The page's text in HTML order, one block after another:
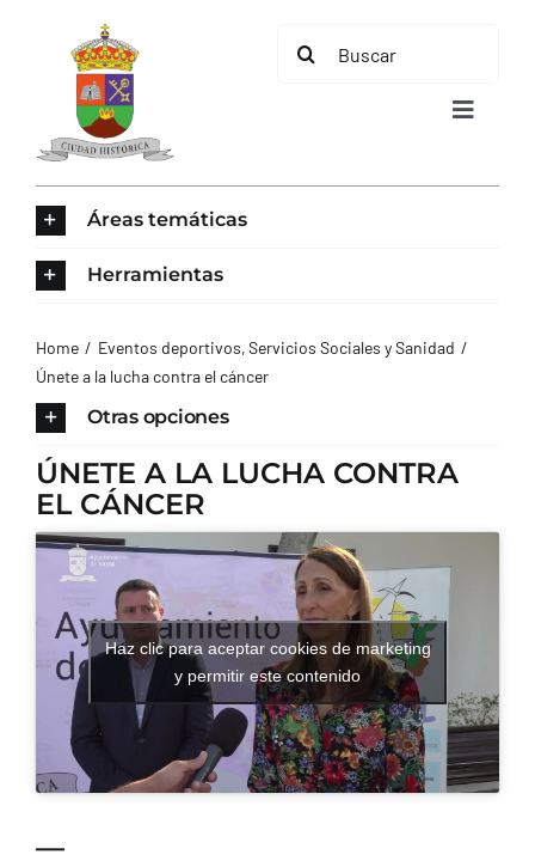
contenido
Buscar:
Toggle
AYUNTAMIENTO
TURISMO
CONTACTO
Áreas temáticas
Herramientas
Home Eventos deportivos Servicios Sociales y Sanidad
Únete a la lucha contra el cáncer
Otras opciones
ÚNETE A LA LUCHA CONTRA
EL CÁNCER
Haz clic para aceptar cookies de marketing
y permitir este contenido
—